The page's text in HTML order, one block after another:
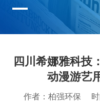
四川希娜雅科技
动漫游艺
作者：柏强环保